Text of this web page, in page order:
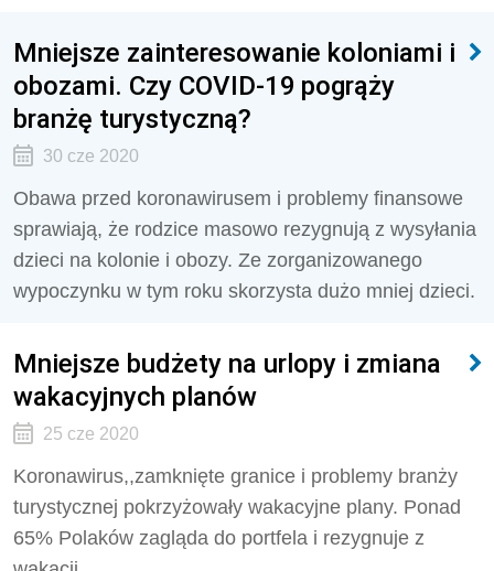
Mniejsze zainteresowanie koloniami i
obozami. Czy COVID-19 pogrąży
branżę turystyczną?
30 cze 2020
Obawa przed koronawirusem i problemy finansowe
sprawiają, że rodzice masowo rezygnują z wysyłania
dzieci na kolonie i obozy. Ze zorganizowanego
wypoczynku w tym roku skorzysta dużo mniej dzieci.
Mniejsze budżety na urlopy i zmiana
wakacyjnych planów
25 cze 2020
Koronawirus,,zamknięte granice i problemy branży
turystycznej pokrzyżowały wakacyjne plany. Ponad
65% Polaków zagląda do portfela i rezygnuje z